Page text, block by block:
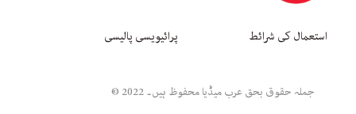
استعمال کی شرائط پرائیویسی پالیسی
جملہ حقوق بحق عرب میڈیا محفوظ ہیں۔ 2022 ©